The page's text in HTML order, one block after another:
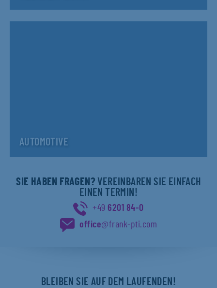
AUTOMOTIVE
SIE HABEN FRAGEN? VEREINBAREN SIE EINFACH
EINEN TERMIN!
+49 6201 84-0
office@frank-pti.com
BLEIBEN SIE AUF DEM LAUFENDEN!